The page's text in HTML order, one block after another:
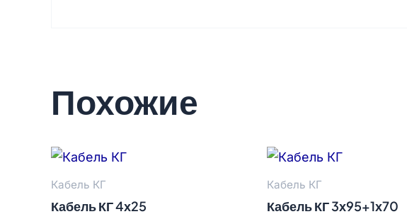
Похожие
Кабель КГ
Кабель КГ 4х25
Кабель КГ
Кабель КГ 3х95+1х70